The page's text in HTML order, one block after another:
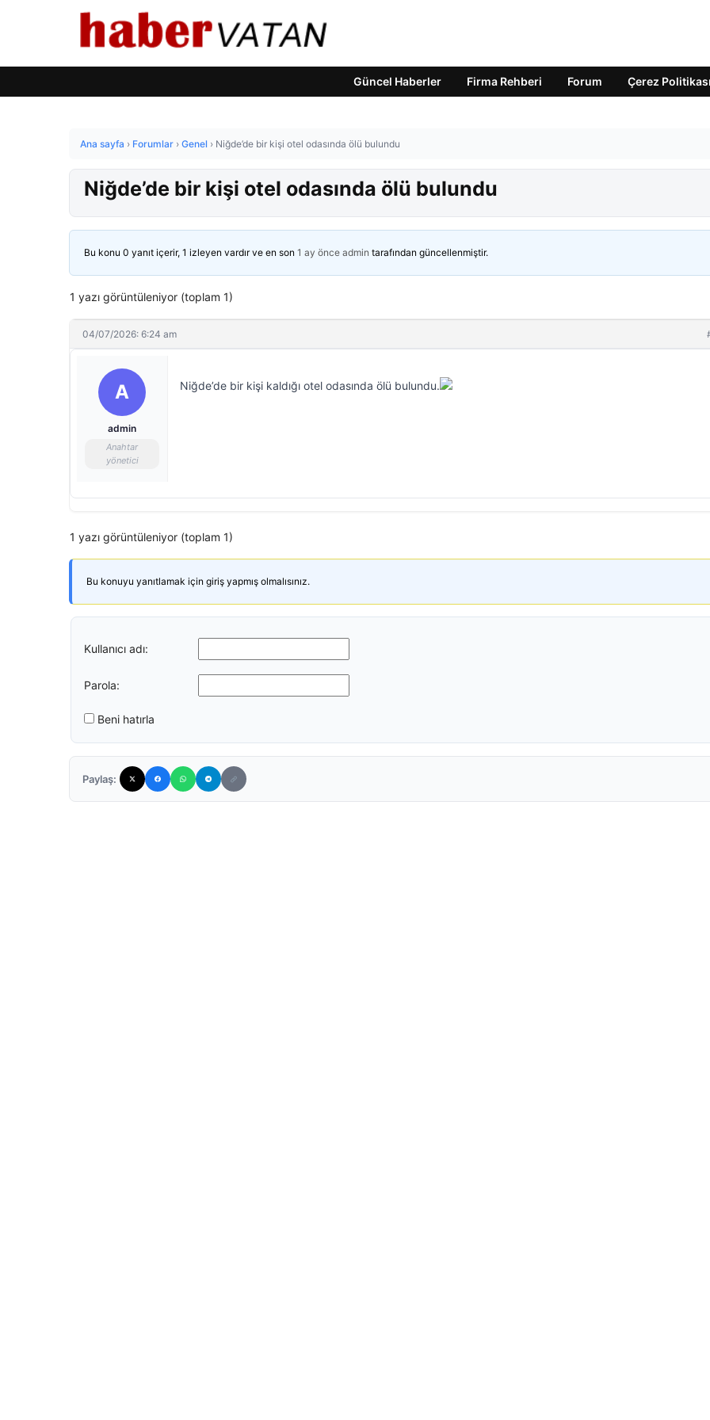
Güncel Haberler Firma Rehberi Forum Çerez Politikası
Ana sayfa › Forumlar › Genel › Niğde’de bir kişi otel odasında ölü bulundu
Niğde’de bir kişi otel odasında ölü bulundu
Bu konu 0 yanıt içerir, 1 izleyen vardır ve en son 1 ay önce admin tarafından güncellenmiştir.
1 yazı görüntüleniyor (toplam 1)
04/07/2026: 6:24 am
A
admin
Anahtar
yönetici
Niğde’de bir kişi kaldığı otel odasında ölü bulundu.
1 yazı görüntüleniyor (toplam 1)
Bu konuyu yanıtlamak için giriş yapmış olmalısınız.
Kullanıcı adı:
Parola:
Beni hatırla
Paylaş: